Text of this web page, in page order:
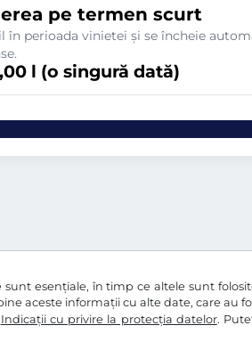
esențiale, în timp ce altele sunt
aceste informații cu alte date, care au
Indicații cu privire la protecția datelor.
pe termen scurt
în perioada vinietei și se încheie
l (o singură dată)